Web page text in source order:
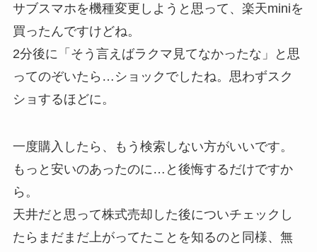
サブスマホを機種変更しようと思って、楽天miniを
買ったんですけどね。
2分後に「そう言えばラクマ見てなかったな」と思
ってのぞいたら…ショックでしたね。思わずスク
ショするほどに。
一度購入したら、もう検索しない方がいいです。
もっと安いのあったのに…と後悔するだけですか
ら。
天井だと思って株式売却した後についチェックし
たらまだまだ上がってたことを知るのと同様、無